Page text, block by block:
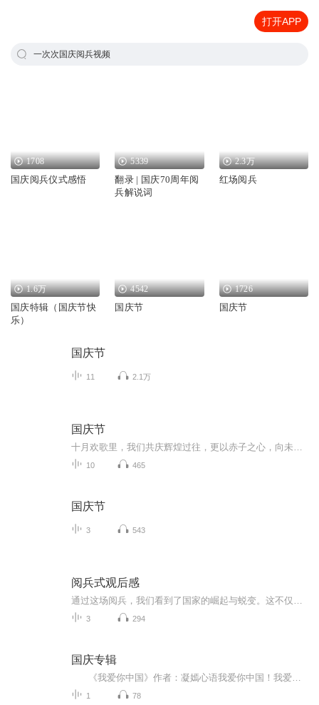
打开APP
一次次国庆阅兵视频
1708
国庆阅兵仪式感悟
5339
翻录 | 国庆70周年阅
兵解说词
2.3万
红场阅兵
1.6万
国庆特辑（国庆节快
乐）
4542
国庆节
1726
国庆节
国庆节
11 2.1万
国庆节
10 465
国庆节
3 543
阅兵式观后感
3 294
国庆专辑
1 78